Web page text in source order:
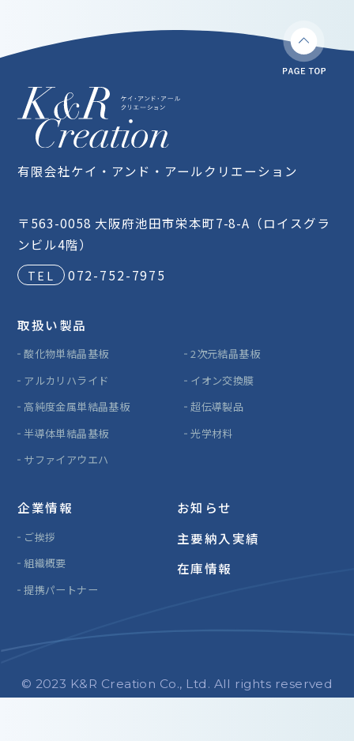
有限会社ケイ・アンド・アールクリエーション
〒563-0058 大阪府池田市栄本町7-8-A（ロイスグラ
ンビル4階）
072-752-7975
取扱い製品
酸化物単結晶基板
アルカリハライド
高純度金属単結晶基板
半導体単結晶基板
サファイアウエハ
2次元結晶基板
イオン交換膜
超伝導製品
光学材料
企業情報
ご挨拶
組織概要
提携パートナー
お知らせ
主要納入実績
在庫情報
© 2023 K&R Creation Co., Ltd. All rights reserved